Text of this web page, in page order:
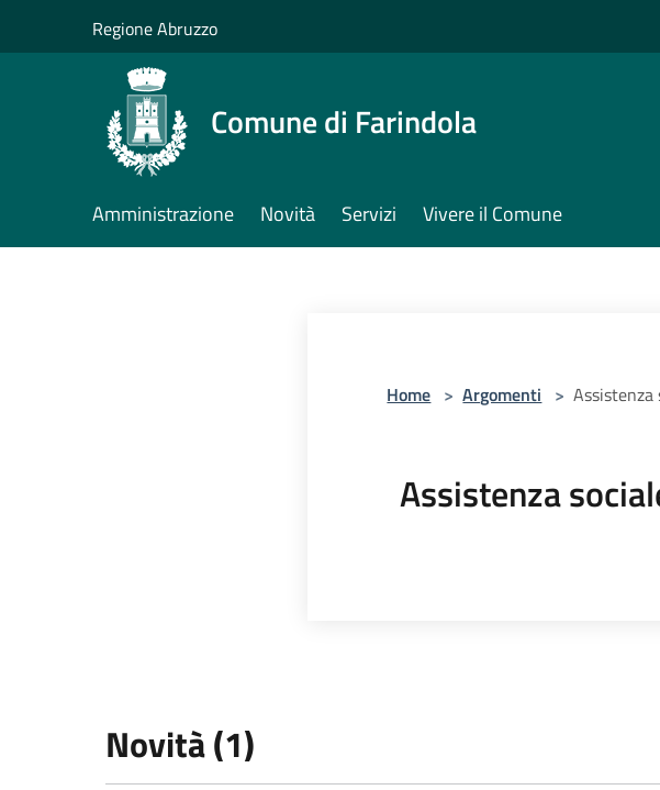
Regione Abruzzo
Comune di Farindola
Amministrazione Novità Servizi Vivere il Comune
Home > Argomenti > Assistenza
Assistenza
Novità (1)